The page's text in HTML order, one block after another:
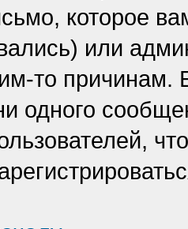
которое
или
то
одного